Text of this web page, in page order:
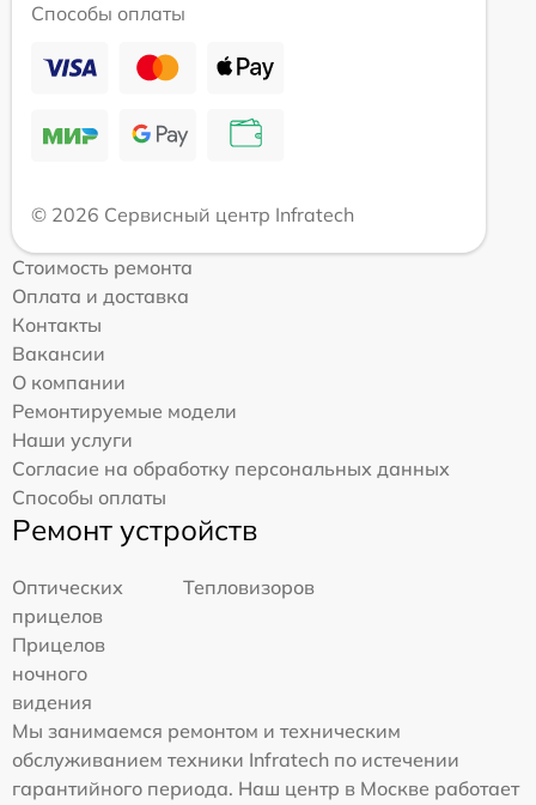
Способы оплаты
© 2026 Сервисный центр Infratech
Стоимость ремонта
Оплата и доставка
Контакты
Вакансии
О компании
Ремонтируемые модели
Наши услуги
Согласие на обработку персональных данных
Способы оплаты
Ремонт устройств
Оптических
прицелов
Тепловизоров
Прицелов
ночного
видения
Мы занимаемся ремонтом и техническим
обслуживанием техники Infratech по истечении
гарантийного периода. Наш центр в Москве работает